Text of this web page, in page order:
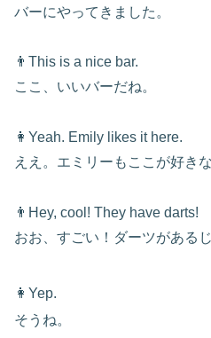
バーにやってきました。
👨This is a nice bar.
ここ、いいバーだね。
👩Yeah. Emily likes it here.
ええ。エミリーもここが好きな
👨Hey, cool! They have darts!
おお、すごい！ダーツがある
👩Yep.
そうね。